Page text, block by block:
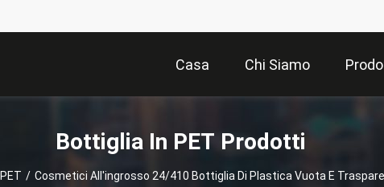
Casa Chi Siamo
Bottiglia In PET Prodotti
/ Cosmetici All'ingrosso 24/410 Bottiglia Di Plastica Vuota E